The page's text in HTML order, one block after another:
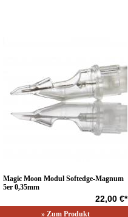
Magic Moon Modul Softedge-Magnum
5er 0,35mm
22,00 €*
» Zum Produkt